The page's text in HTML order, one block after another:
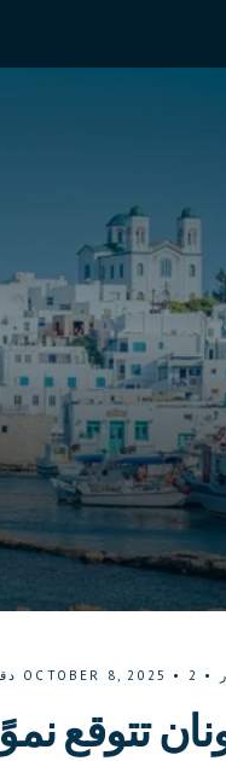
•
OCTOBER 8, 2025 • 2
تتوقع